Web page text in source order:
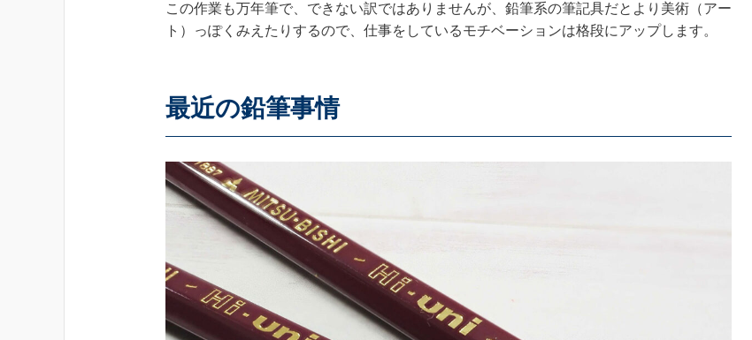
この作業も万年筆で、できない訳ではありませんが、鉛筆系の筆記具だとより美術（アー
ト）っぽくみえたりするので、仕事をしているモチベーションは格段にアップします。
最近の鉛筆事情